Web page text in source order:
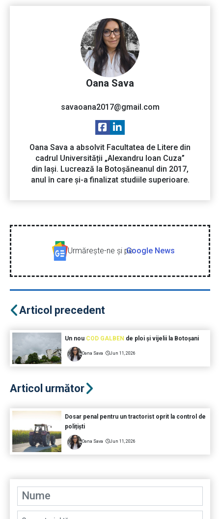
Oana Sava
savaoana2017@gmail.com
Oana Sava a absolvit Facultatea de Litere din
cadrul Universității „Alexandru Ioan Cuza”
din Iași. Lucrează la Botoșăneanul din 2017,
anul în care și-a finalizat studiile superioare.
Urmăreşte-ne şi peGoogle News
Articol precedent
Un nou COD GALBEN de ploi și vijelii la Botoșani
Oana Sava Jun 11, 2026
Articol următor
Dosar penal pentru un tractorist oprit la control de
polițiști
Oana Sava Jun 11, 2026